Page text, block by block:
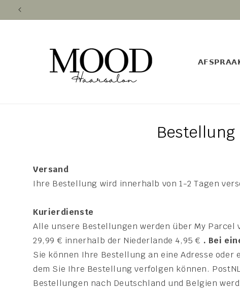
zum
Inhalt
Versand
Ihre Bestellung wird innerhalb von 1-2 Tagen
Kurierdienste
Alle unsere Bestellungen werden über My
29,99 € innerhalb der Niederlande 4,95 € . Bei
Sie können Ihre Bestellung an eine Adresse
dem Sie Ihre Bestellung verfolgen können.
Bestellungen nach Deutschland und Belgien